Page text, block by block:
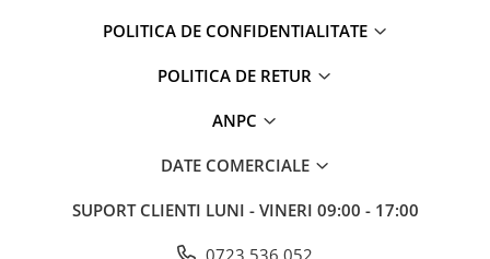
POLITICA DE CONFIDENTIALITATE
POLITICA DE RETUR
ANPC
DATE COMERCIALE
SUPORT CLIENTI LUNI - VINERI 09:00 - 17:00
0723 536 052